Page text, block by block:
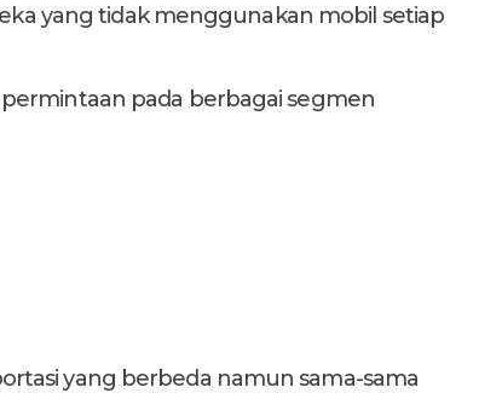
yang tidak menggunakan mobil setiap
pada berbagai segmen
yang berbeda namun sama-sama